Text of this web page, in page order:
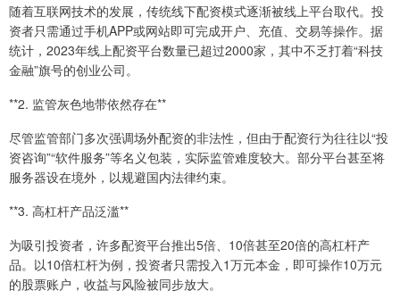
随着互联网技术的发展，传统线下配资模式逐渐被线上平台取代。投
资者只需通过手机APP或网站即可完成开户、充值、交易等操作。据
统计，2023年线上配资平台数量已超过2000家，其中不乏打着“科技
金融”旗号的创业公司。
**2. 监管灰色地带依然存在**
尽管监管部门多次强调场外配资的非法性，但由于配资行为往往以“投
资咨询”“软件服务”等名义包装，实际监管难度较大。部分平台甚至将
服务器设在境外，以规避国内法律约束。
**3. 高杠杆产品泛滥**
为吸引投资者，许多配资平台推出5倍、10倍甚至20倍的高杠杆产
品。以10倍杠杆为例，投资者只需投入1万元本金，即可操作10万元
的股票账户，收益与风险被同步放大。